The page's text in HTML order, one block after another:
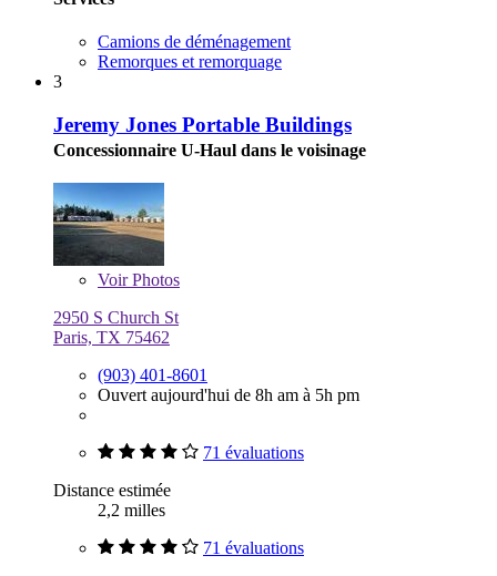
Camions de déménagement
Remorques et remorquage
3
Jeremy Jones Portable Buildings
Concessionnaire U-Haul dans le voisinage
VoirPhotos
2950 S Church St
Paris, TX 75462
(903) 401-8601
Ouvert aujourd'hui de 8h am à 5h pm
71 évaluations
Distance estimée
2,2 milles
71 évaluations